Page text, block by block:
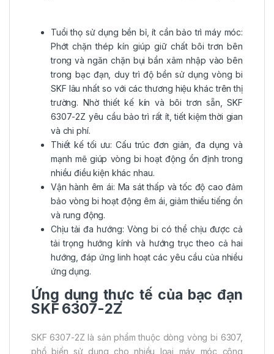
Tuổi thọ sử dụng bền bỉ, ít cần bảo trì máy móc:
Phớt chặn thép kín giúp giữ chất bôi trơn bên
trong và ngăn chặn bụi bẩn xâm nhập vào bên
trong bạc đạn, duy trì độ bền sử dụng vòng bi
SKF lâu nhất so với các thương hiệu khác trên thị
trường. Nhờ thiết kế kín và bôi trơn sẵn, SKF
6307-2Z yêu cầu bảo trì rất ít, tiết kiệm thời gian
và chi phí.
Thiết kế tối ưu: Cấu trúc đơn giản, đa dụng và
mạnh mẽ giúp vòng bi hoạt động ổn định trong
nhiều điều kiện khác nhau.
Vận hành êm ái: Ma sát thấp và tốc độ cao đảm
bảo vòng bi hoạt động êm ái, giảm thiểu tiếng ồn
và rung động.
Chịu tải đa hướng: Vòng bi có thể chịu được cả
tải trọng hướng kính và hướng trục theo cả hai
hướng, đáp ứng linh hoạt các yêu cầu của nhiều
ứng dụng.
Ứng dụng thực tế của bạc đạn
SKF 6307-2Z
SKF 6307-2Z là sản phẩm thuộc dòng vòng bi 6307,
phổ biến sử dụng cho nhiều loại máy móc công